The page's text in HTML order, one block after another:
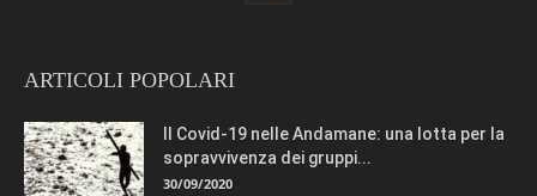
ARTICOLI POPOLARI
Il Covid-19 nelle Andamane: una lotta per la
sopravvivenza dei gruppi...
30/09/2020